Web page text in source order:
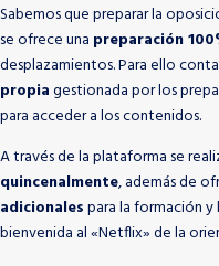
Sabemos que preparar la
se ofrece una preparación
desplazamientos. Para ello
propiagestionada por los
para acceder a los contenidos.
A través de la plataforma se
quincenalmente, además de
adicionalespara la formación y
bienvenida al «Netflix» de la